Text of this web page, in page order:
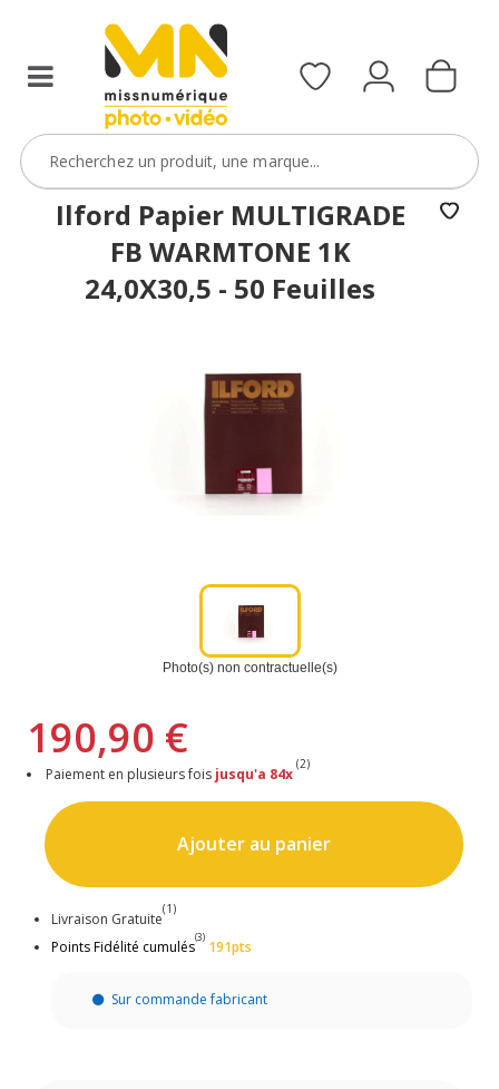
Ilford Papier MULTIGRADE
FB WARMTONE 1K
24,0X30,5 - 50 Feuilles
Photo(s) non contractuelle(s)
190,90 €
Paiement en plusieurs fois jusqu'a 84x
(2)
Ajouter au panier
Livraison Gratuite
(1)
Points Fidélité cumulés
(3)
191pts
Sur commande fabricant